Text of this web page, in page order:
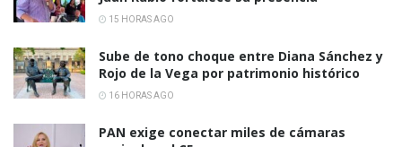
15 HORAS AGO
Sube de tono choque entre Diana Sánchez y
Rojo de la Vega por patrimonio histórico
16 HORAS AGO
PAN exige conectar miles de cámaras